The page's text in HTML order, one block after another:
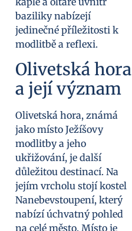
baziliky nabízejí
jedinečné příležitosti k
modlitbě a reflexi.
Olivetská hora
a její význam
Olivetská hora, známá
jako místo Ježíšovy
modlitby a jeho
ukřižování, je další
důležitou destinací. Na
jejím vrcholu stojí kostel
Nanebevstoupení, který
nabízí úchvatný pohled
na celé město. Místo je